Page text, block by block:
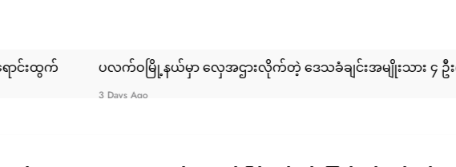
မှာ လှေအဌားလိုက်တဲ့ ဒေသခံချင်းအမျိုးသား ၄ ဦးကို ULA/AA က ဖမ်းဆီးထ